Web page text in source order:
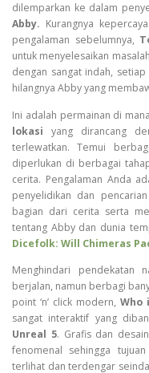
dilemparkan ke dalam
Abby. Kurangnya
pengalaman sebelumnya,
untuk menyelesaikan
dengan sangat indah,
hilangnya Abby yang
Ini adalah permainan di
lokasi yang dirancang
terlewatkan. Temui
diperlukan di berbagai
cerita. Pengalaman Anda
penyelidikan dan
bagian dari cerita serta
tentang Abby dan dunia
Dicefolk: Will Chimeras
Menghindari pendekatan
berjalan, namun berbagi
point ‘n’ click modern, Who
sangat interaktif yang
Unreal 5. Grafis dan
fenomenal sehingga
terlihat dan terdengar